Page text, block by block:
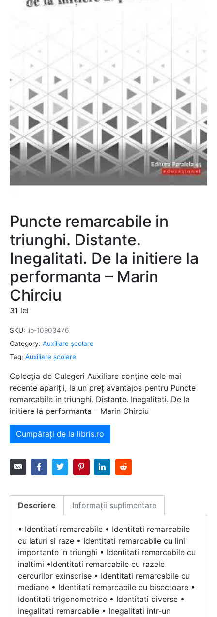
Puncte remarcabile in
triunghi. Distante.
Inegalitati. De la initiere la
performanta – Marin
Chirciu
31 lei
SKU: lib-10903476
Category: Auxiliare şcolare
Tag: Auxiliare şcolare
Colecția de Culegeri Auxiliare conține cele mai
recente apariții, la un preț avantajos pentru Puncte
remarcabile in triunghi. Distante. Inegalitati. De la
initiere la performanta – Marin Chirciu
Cumpărați de la libris.ro
Descriere Informații suplimentare
• Identitati remarcabile • Identitati remarcabile
cu laturi si raze • Identitati remarcabile cu linii
importante in triunghi • Identitati remarcabile cu
inaltimi •Identitati remarcabile cu razele
cercurilor exinscrise • Identitati remarcabile cu
mediane • Identitati remarcabile cu bisectoare •
Identitati trigonometrice • Identitati diverse •
Inegalitati remarcabile • Inegalitati intr-un